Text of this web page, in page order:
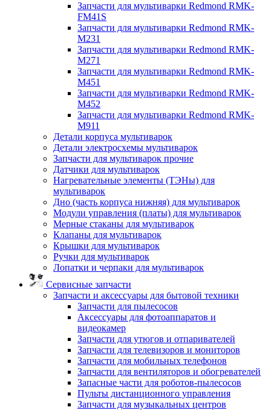
Запчасти для мультиварки Redmond RMK-
FM41S
Запчасти для мультиварки Redmond RMK-
M231
Запчасти для мультиварки Redmond RMK-
M271
Запчасти для мультиварки Redmond RMK-
M451
Запчасти для мультиварки Redmond RMK-
M452
Запчасти для мультиварки Redmond RMK-
M911
Детали корпуса мультиварок
Детали электросхемы мультиварок
Запчасти для мультиварок прочие
Датчики для мультиварок
Нагревательные элементы (ТЭНы) для
мультиварок
Дно (часть корпуса нижняя) для мультиварок
Модули управления (платы) для мультиварок
Мерные стаканы для мультиварок
Клапаны для мультиварок
Крышки для мультиварок
Ручки для мультиварок
Лопатки и черпаки для мультиварок
Сервисные запчасти
Запчасти и аксессуары для бытовой техники
Запчасти для пылесосов
Аксессуары для фотоаппаратов и
видеокамер
Запчасти для утюгов и отпаривателей
Запчасти для телевизоров и мониторов
Запчасти для мобильных телефонов
Запчасти для вентиляторов и обогревателей
Запасные части для роботов-пылесосов
Пульты дистанционного управления
Запчасти для музыкальных центров